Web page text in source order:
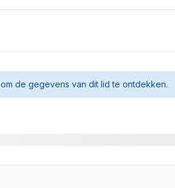
om de gegevens van dit lid te ontdekken.